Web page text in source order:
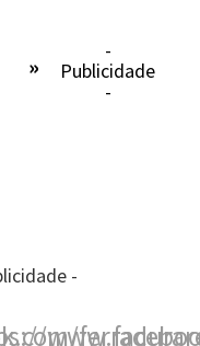
»
-
Publicidade
-
-